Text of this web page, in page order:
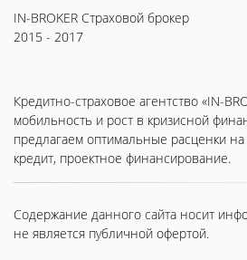
IN-BROKER Страховой брокер
2015 - 2017
Кредитно-страховое агентство «IN-
мобильность и рост в кризисной
предлагаем оптимальные расценки на
кредит, проектное финансирование.
Содержание данного сайта носит
не является публичной офертой.